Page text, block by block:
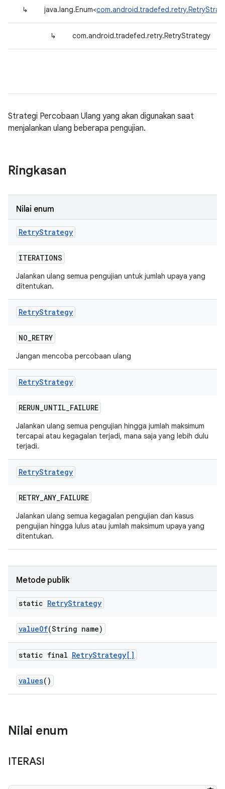
↳ java.lang.Enum<
↳ com.android.tradefed.retry.RetryStrategy
Strategi Percobaan Ulang yang akan digunakan saat
menjalankan ulang beberapa pengujian.
Ringkasan
Nilai enum
RetryStrategy
ITERATIONS
Jalankan ulang semua pengujian untuk jumlah upaya yang
ditentukan.
RetryStrategy
NO_RETRY
Jangan mencoba percobaan ulang
RetryStrategy
RERUN_UNTIL_FAILURE
Jalankan ulang semua pengujian hingga jumlah maksimum
tercapai atau kegagalan terjadi, mana saja yang lebih dulu
terjadi.
RetryStrategy
RETRY_ANY_FAILURE
Jalankan ulang semua kegagalan pengujian dan kasus
pengujian hingga lulus atau jumlah maksimum upaya yang
ditentukan.
Metode publik
static RetryStrategy
valueOf(String name)
static final RetryStrategy[]
values()
Nilai enum
ITERASI